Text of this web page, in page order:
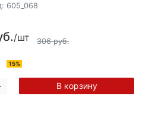
605_068
/шт 306 руб.
15%
В корзину